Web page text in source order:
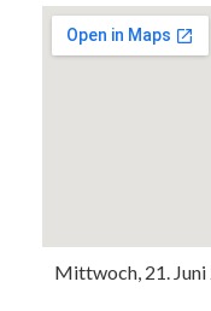
Mittwoch, 21. Juni